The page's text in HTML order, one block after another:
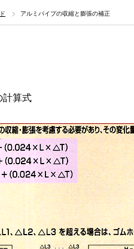
アルミパイプの収縮と膨張の補正
計算式